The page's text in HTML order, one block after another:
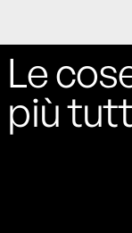
Le
più